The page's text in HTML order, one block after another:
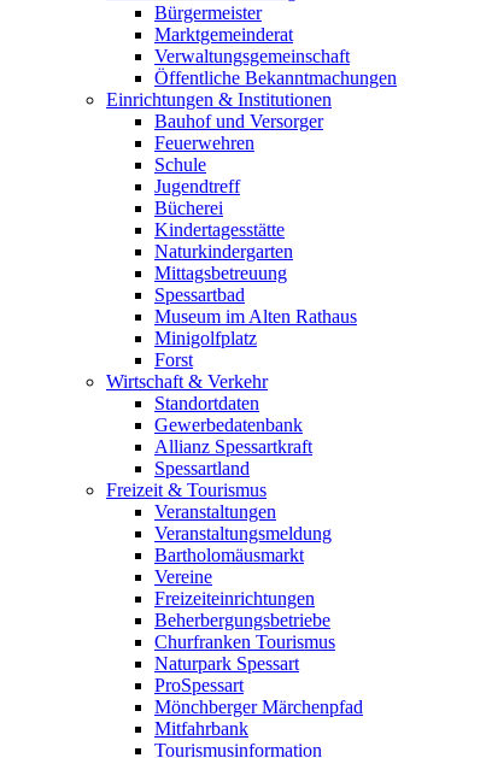
Bürgermeister
Marktgemeinderat
Verwaltungsgemeinschaft
Öffentliche Bekanntmachungen
Einrichtungen & Institutionen
Bauhof und Versorger
Feuerwehren
Schule
Jugendtreff
Bücherei
Kindertagesstätte
Naturkindergarten
Mittagsbetreuung
Spessartbad
Museum im Alten Rathaus
Minigolfplatz
Forst
Wirtschaft & Verkehr
Standortdaten
Gewerbedatenbank
Allianz Spessartkraft
Spessartland
Freizeit & Tourismus
Veranstaltungen
Veranstaltungsmeldung
Bartholomäusmarkt
Vereine
Freizeiteinrichtungen
Beherbergungsbetriebe
Churfranken Tourismus
Naturpark Spessart
ProSpessart
Mönchberger Märchenpfad
Mitfahrbank
Tourismusinformation